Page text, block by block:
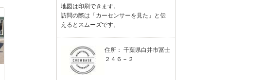
地図は印刷できます。
訪問の際は「カーセンサーを見た」と伝
えるとスムーズです。
住所： 千葉県白井市冨士
２４６－２